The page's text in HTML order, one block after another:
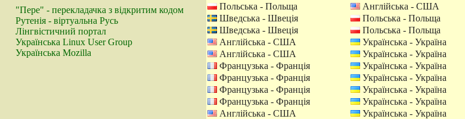
"Пере" - перекладачка з відкритим кодом
Рутенія - віртуальна Русь
Лінгвістичний портал
Українська Linux User Group
Українська Mozilla
Польська - Польща
Англійська - США
Шведська - Швеція
Польська - Польща
Шведська - Швеція
Польська - Польща
Англійська - США
Українська - Україна
Англійська - США
Українська - Україна
Французька - Франція
Українська - Україна
Французька - Франція
Українська - Україна
Французька - Франція
Українська - Україна
Французька - Франція
Українська - Україна
Англійська - США
Українська - Україна